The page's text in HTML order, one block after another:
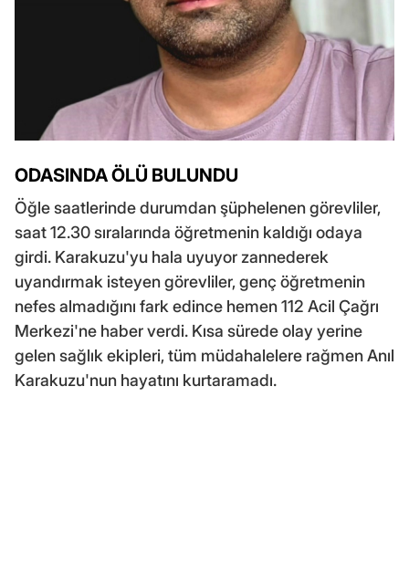
ODASINDA ÖLÜ BULUNDU
Öğle saatlerinde durumdan şüphelenen görevliler,
saat 12.30 sıralarında öğretmenin kaldığı odaya
girdi. Karakuzu'yu hala uyuyor zannederek
uyandırmak isteyen görevliler, genç öğretmenin
nefes almadığını fark edince hemen 112 Acil Çağrı
Merkezi'ne haber verdi. Kısa sürede olay yerine
gelen sağlık ekipleri, tüm müdahalelere rağmen Anıl
Karakuzu'nun hayatını kurtaramadı.